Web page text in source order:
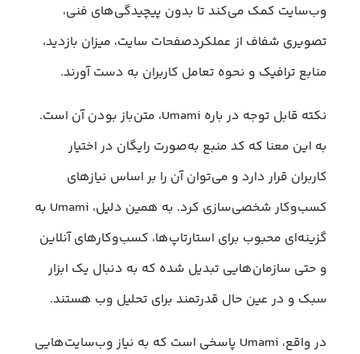
وب‌سایت کمک می‌کند تا بدون پیچیدگی‌های فنی،
تصویری شفاف از عملکردصفحات سایت، میزان بازدید،
منابع ترافیک و نحوه تعامل کاربران به دست آورند.
نکته قابل توجه در باره Umami، متن‌باز بودن آن است.
به این معنا که کد منبع به‌‍‌صورت رایگان در اختیار
کاربران قرار دارد و می‌توان آن را بر اساس نیازهای
کسب‌وکار شخصی‌سازی کرد. به همین دلیل، Umami به
گزینه‌ای محبوب برای استارتاپ‌ها، کسب‌وکارهای آنلاین
و حتی سازمان‌هایی تبدیل شده که به دنبال یک ابزار
سبک و در عین حال قدرتمند برای تحلیل وب هستند.
در واقع، Umami پاسخی است که به نیاز وب‌سایت‌هایی